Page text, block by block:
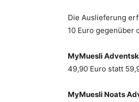
Die Auslieferung
10 Euro gegenüber
MyMuesli
49,90 Euro statt
MyMuesli Noats